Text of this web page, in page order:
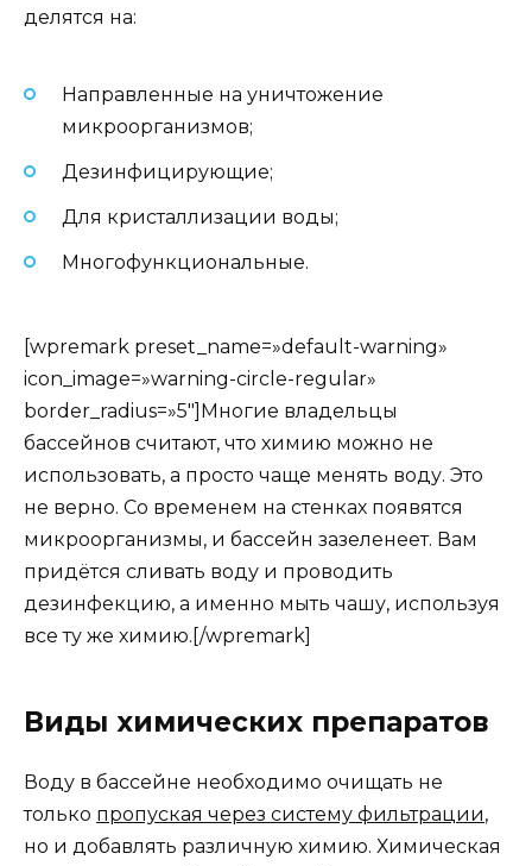
делятся на:
Направленные на уничтожение
микроорганизмов;
Дезинфицирующие;
Для кристаллизации воды;
Многофункциональные.
[wpremark preset_name=»default-warning»
icon_image=»warning-circle-regular»
border_radius=»5″]Многие владельцы
бассейнов считают, что химию можно не
использовать, а просто чаще менять воду. Это
не верно. Со временем на стенках появятся
микроорганизмы, и бассейн зазеленеет. Вам
придётся сливать воду и проводить
дезинфекцию, а именно мыть чашу, используя
все ту же химию.[/wpremark]
Виды химических препаратов
Воду в бассейне необходимо очищать не
только пропуская через систему фильтрации,
но и добавлять различную химию. Химическая